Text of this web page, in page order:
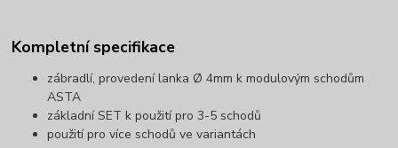
Kompletní specifikace
zábradlí, provedení lanka Ø 4mm k modulovým schodům
ASTA
základní SET k použití pro 3-5 schodů
použití pro více schodů ve variantách